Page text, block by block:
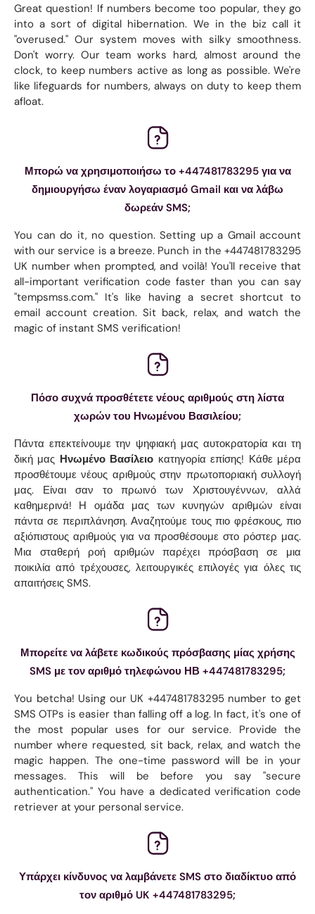
Great question! If numbers become too popular, they go
into a sort of digital hibernation. We in the biz call it
"overused." Our system moves with silky smoothness.
Don't worry. Our team works hard, almost around the
clock, to keep numbers active as long as possible. We're
like lifeguards for numbers, always on duty to keep them
afloat.
Μπορώ να χρησιμοποιήσω το +447481783295 για να
δημιουργήσω έναν λογαριασμό Gmail και να λάβω
δωρεάν SMS;
You can do it, no question. Setting up a Gmail account
with our service is a breeze. Punch in the +447481783295
UK number when prompted, and voilà! You'll receive that
all-important verification code faster than you can say
"tempsmss.com." It's like having a secret shortcut to
email account creation. Sit back, relax, and watch the
magic of instant SMS verification!
Πόσο συχνά προσθέτετε νέους αριθμούς στη λίστα
χωρών του Ηνωμένου Βασιλείου;
Πάντα επεκτείνουμε την ψηφιακή μας αυτοκρατορία και τη
δική μας Ηνωμένο Βασίλειο κατηγορία επίσης! Κάθε μέρα
προσθέτουμε νέους αριθμούς στην πρωτοποριακή συλλογή
μας. Είναι σαν το πρωινό των Χριστουγέννων, αλλά
καθημερινά! Η ομάδα μας των κυνηγών αριθμών είναι
πάντα σε περιπλάνηση. Αναζητούμε τους πιο φρέσκους, πιο
αξιόπιστους αριθμούς για να προσθέσουμε στο ρόστερ μας.
Μια σταθερή ροή αριθμών παρέχει πρόσβαση σε μια
ποικιλία από τρέχουσες, λειτουργικές επιλογές για όλες τις
απαιτήσεις SMS.
Μπορείτε να λάβετε κωδικούς πρόσβασης μίας χρήσης
SMS με τον αριθμό τηλεφώνου ΗΒ +447481783295;
You betcha! Using our UK +447481783295 number to get
SMS OTPs is easier than falling off a log. In fact, it's one of
the most popular uses for our service. Provide the
number where requested, sit back, relax, and watch the
magic happen. The one-time password will be in your
messages. This will be before you say "secure
authentication." You have a dedicated verification code
retriever at your personal service.
Υπάρχει κίνδυνος να λαμβάνετε SMS στο διαδίκτυο από
τον αριθμό UK +447481783295;